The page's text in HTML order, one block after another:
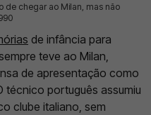
de chegar ao Milan, mas não
de infância para
teve ao Milan,
de apresentação como
português assumiu
clube italiano, sem